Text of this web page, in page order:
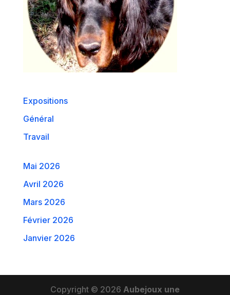
Expositions
Général
Travail
Mai 2026
Avril 2026
Mars 2026
Février 2026
Janvier 2026
Copyright © 2026 Aubejoux une